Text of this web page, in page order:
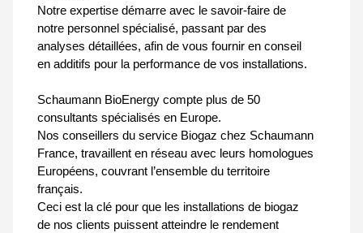
Notre expertise démarre avec le savoir-faire de
notre personnel spécialisé, passant par des
analyses détaillées, afin de vous fournir en conseil
en additifs pour la performance de vos installations.
Schaumann BioEnergy compte plus de 50
consultants spécialisés en Europe.
Nos conseillers du service Biogaz chez Schaumann
France, travaillent en réseau avec leurs homologues
Européens, couvrant l’ensemble du territoire
français.
Ceci est la clé pour que les installations de biogaz
de nos clients puissent atteindre le rendement